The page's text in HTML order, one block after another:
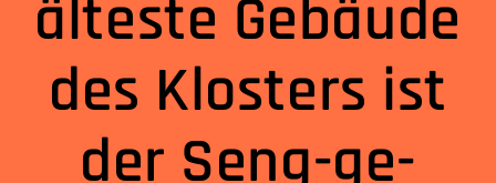
älteste Gebäude
des Klosters ist
der Seng-ge-